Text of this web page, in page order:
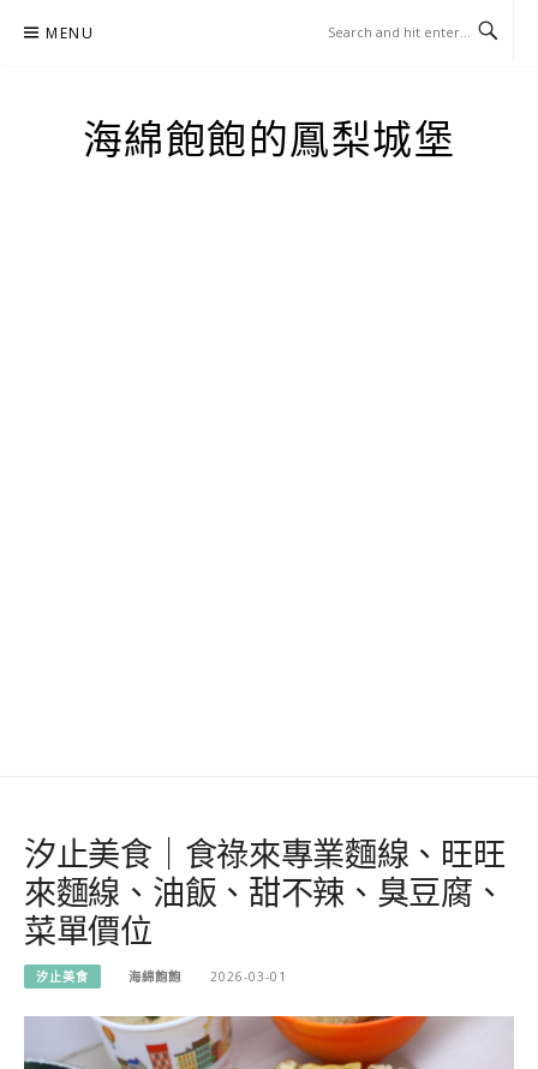
MENU
海綿飽飽的鳳梨城堡
汐止美食｜食祿來專業麵線、旺旺
來麵線、油飯、甜不辣、臭豆腐、
菜單價位
汐止美食 海綿飽飽 2026-03-01